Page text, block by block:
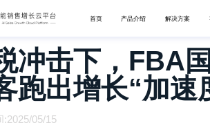
首页 产品介绍 解决方案
冲击下，FBA
跑出增长“加速
:2025/05/15